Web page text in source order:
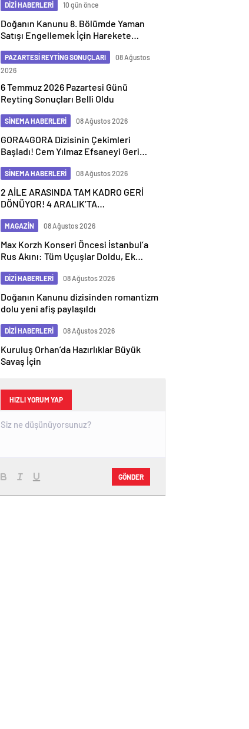
DİZİ HABERLERİ 10 gün önce
Doğanın Kanunu 8. Bölümde Yaman
Satışı Engellemek İçin Harekete
PAZARTESİ REYTİNG SONUÇLARI
08 Ağustos
2026
6 Temmuz 2026 Pazartesi Günü
Reyting Sonuçları Belli Oldu
SİNEMA HABERLERİ 08 Ağustos 2026
GORA4GORA Dizisinin Çekimleri
Başladı! Cem Yılmaz Efsaneyi Geri
SİNEMA HABERLERİ 08 Ağustos 2026
2 AİLE ARASINDA TAM KADRO GERİ
DÖNÜYOR! 4 ARALIK’TA
MAGAZİN 08 Ağustos 2026
Max Korzh Konseri Öncesi İstanbul’a
Rus Akını: Tüm Uçuşlar Doldu, Ek
DİZİ HABERLERİ 08 Ağustos 2026
Doğanın Kanunu dizisinden romantizm
dolu yeni afiş paylaşıldı
DİZİ HABERLERİ 08 Ağustos 2026
Kuruluş Orhan’da Hazırlıklar Büyük
Savaş İçin
HIZLI YORUM YAP
GÖNDER